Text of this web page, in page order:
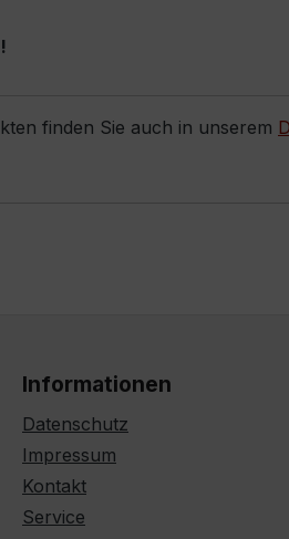
finden Sie auch in unserem
Informationen
Datenschutz
Impressum
Kontakt
Service